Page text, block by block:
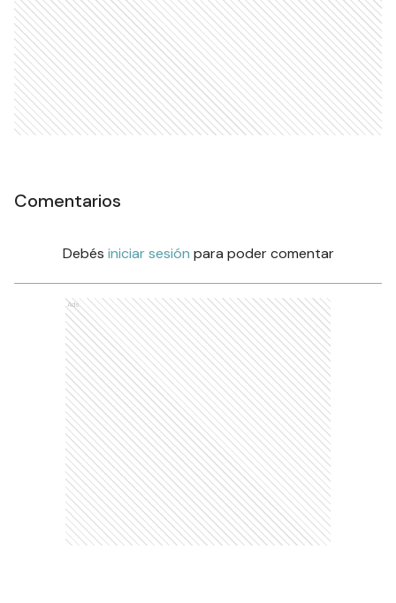
Comentarios
Debés iniciar sesión para poder comentar
Ads